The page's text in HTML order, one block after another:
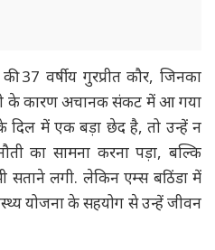
37 वर्षीय गुरप्रीत कौर, जिनका
के कारण अचानक संकट में आ गया
दिल में एक बड़ा छेद है, तो उन्हें न
का सामना करना पड़ा, बल्कि
सताने लगी. लेकिन एम्स बठिंडा में
योजना के सहयोग से उन्हें जीवन